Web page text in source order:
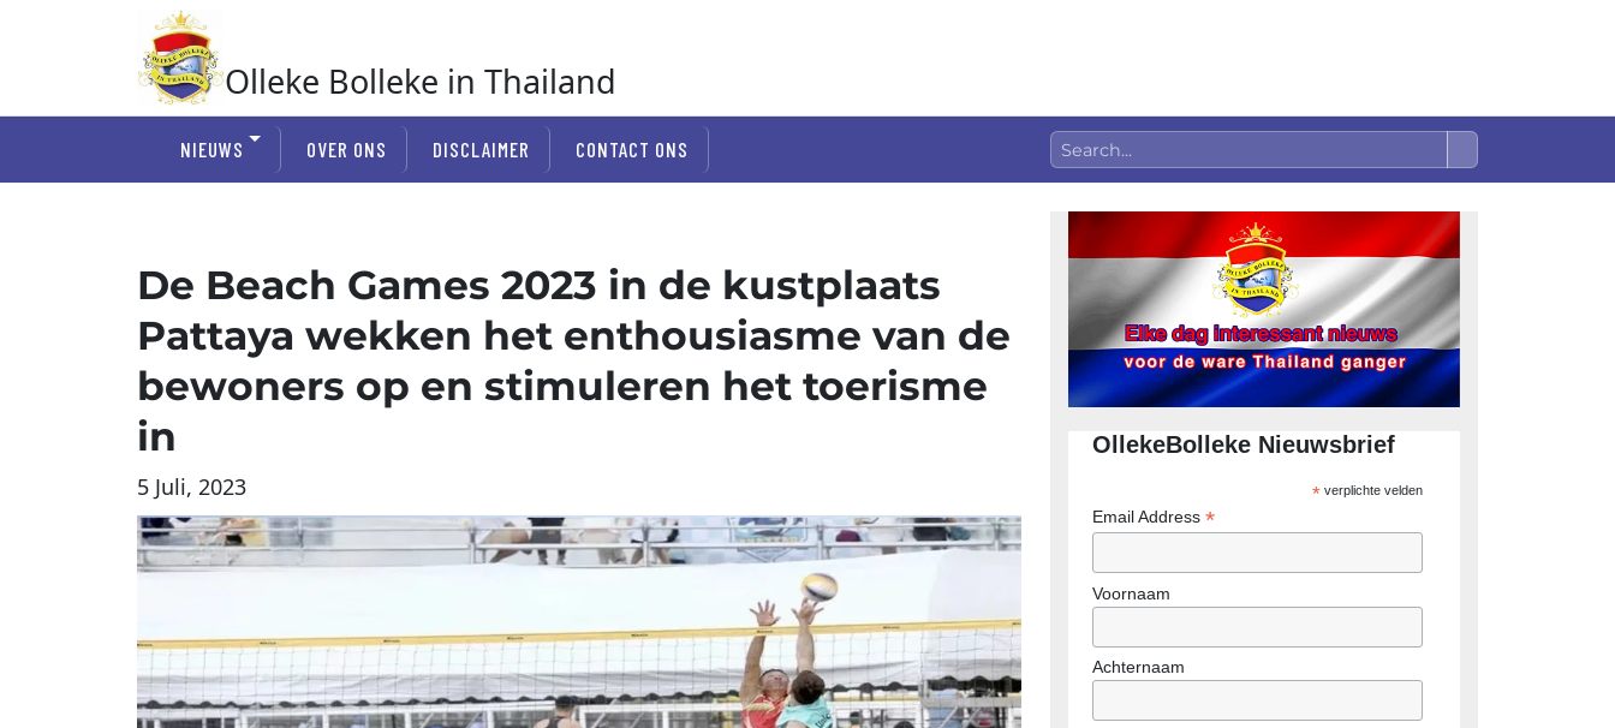
Olleke Bolleke in Thailand
NIEUWS OVER ONS DISCLAIMER CONTACT ONS
De Beach Games 2023 in de kustplaats
Pattaya wekken het enthousiasme van de
bewoners op en stimuleren het toerisme
in
5 Juli, 2023
OllekeBolleke Nieuwsbrief
*verplichte velden
Email Address *
Voornaam
Achternaam